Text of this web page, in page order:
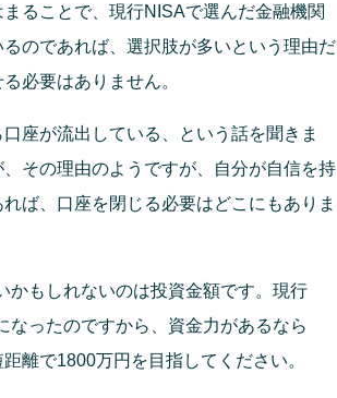
ることで、現行NISAで選んだ金融機関
のであれば、選択肢が多いという理由だ
必要はありません。
座が流出している、という話を聞きま
その理由のようですが、自分が自信を持
ば、口座を閉じる必要はどこにもありま
かもしれないのは投資金額です。現行
なったのですから、資金力があるなら
離で1800万円を目指してください。